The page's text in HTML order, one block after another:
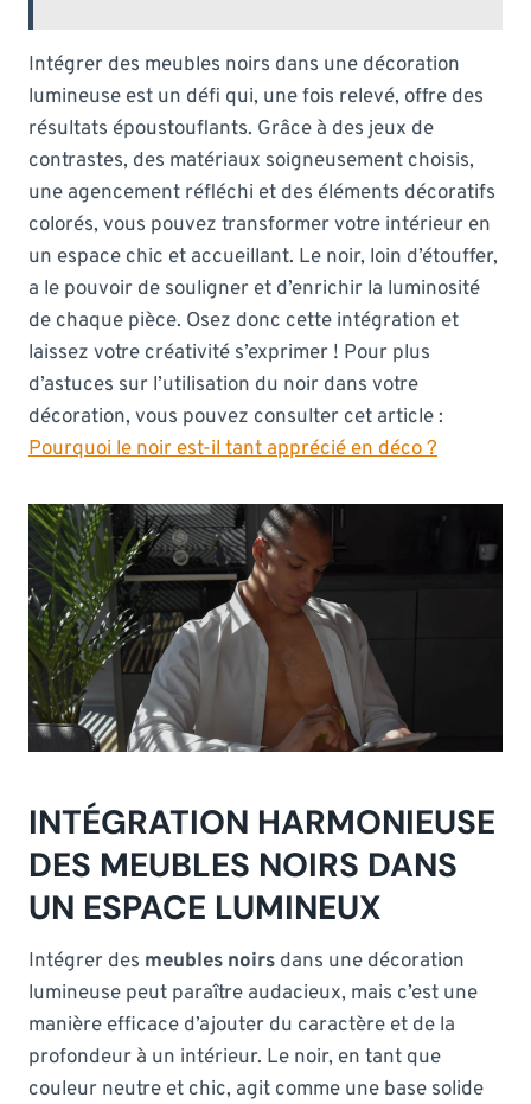
Intégrer des meubles noirs dans une décoration
lumineuse est un défi qui, une fois relevé, offre des
résultats époustouflants. Grâce à des jeux de
contrastes, des matériaux soigneusement choisis,
une agencement réfléchi et des éléments décoratifs
colorés, vous pouvez transformer votre intérieur en
un espace chic et accueillant. Le noir, loin d’étouffer,
a le pouvoir de souligner et d’enrichir la luminosité
de chaque pièce. Osez donc cette intégration et
laissez votre créativité s’exprimer ! Pour plus
d’astuces sur l’utilisation du noir dans votre
décoration, vous pouvez consulter cet article :
Pourquoi le noir est-il tant apprécié en déco ?
INTÉGRATION HARMONIEUSE
DES MEUBLES NOIRS DANS
UN ESPACE LUMINEUX
Intégrer des meubles noirs dans une décoration
lumineuse peut paraître audacieux, mais c’est une
manière efficace d’ajouter du caractère et de la
profondeur à un intérieur. Le noir, en tant que
couleur neutre et chic, agit comme une base solide